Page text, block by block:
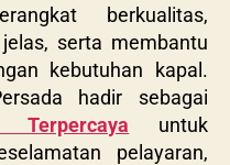
berkualitas,
serta membantu
kebutuhan kapal.
hadir sebagai
untuk
pelayaran,